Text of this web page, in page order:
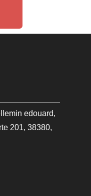
edouard,
201, 38380,